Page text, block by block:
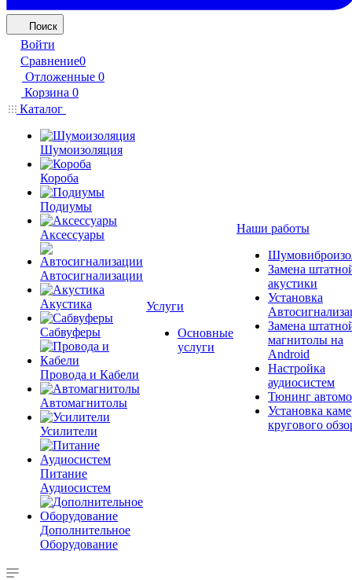
Поиск
Войти
Сравнение0
Отложенные 0
Корзина 0
Каталог
Шумоизоляция
Короба
Подиумы
Аксессуары
Автосигнализации
Акустика
Сабвуферы
Провода и Кабели
Автомагнитолы
Усилители
Питание
Аудиосистем
Дополнительное
Оборудование
Услуги
Основные
услуги
Наши работы
Замена
акустики
Установка
Замена
магнитолы на
Android
Настройка
аудиосистем
Тюнинг
Установка
кругового